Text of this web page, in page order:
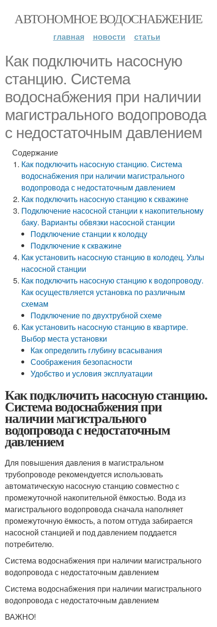
АВТОНОМНОЕ ВОДОСНАБЖЕНИЕ
главная новости статьи
Как подключить насосную
станцию. Система
водоснабжения при наличии
магистрального водопровода
с недостаточным давлением
Содержание
Как подключить насосную станцию. Система
водоснабжения при наличии магистрального
водопровода с недостаточным давлением
Как подключить насосную станцию к скважине
Подключение насосной станции к накопительному
баку. Варианты обвязки насосной станции
Подключение станции к колодцу
Подключение к скважине
Как установить насосную станцию в колодец. Узлы
насосной станции
Как подключить насосную станцию к водопроводу.
Как осуществляется установка по различным
схемам
Подключение по двухтрубной схеме
Как установить насосную станцию в квартире.
Выбор места установки
Как определить глубину всасывания
Соображения безопасности
Удобство и условия эксплуатации
Как подключить насосную станцию.
Система водоснабжения при
наличии магистрального
водопровода с недостаточным
давлением
Для повышения давления в магистральном
трубопроводе рекомендуется использовать
автоматическую насосную станцию совместно с
промежуточной накопительной ёмкостью. Вода из
магистрального водопровода сначала наполняет
промежуточную ёмкость, а потом оттуда забирается
насосной станцией и под давлением поддается
потребителю.
Система водоснабжения при наличии магистрального
водопровода с недостаточным давлением
Система водоснабжения при наличии магистрального
водопровода с недостаточным давлением
ВАЖНО!